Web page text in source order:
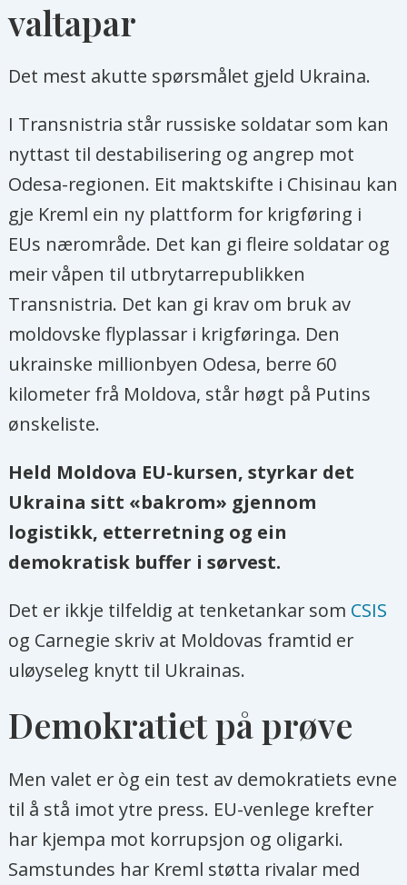
valtapar
Det mest akutte spørsmålet gjeld Ukraina.
I Transnistria står russiske soldatar som kan
nyttast til destabilisering og angrep mot
Odesa-regionen. Eit maktskifte i Chisinau kan
gje Kreml ein ny plattform for krigføring i
EUs nærområde. Det kan gi fleire soldatar og
meir våpen til utbrytarrepublikken
Transnistria. Det kan gi krav om bruk av
moldovske flyplassar i krigføringa. Den
ukrainske millionbyen Odesa, berre 60
kilometer frå Moldova, står høgt på Putins
ønskeliste.
Held Moldova EU-kursen, styrkar det
Ukraina sitt «bakrom» gjennom
logistikk, etterretning og ein
demokratisk buffer i sørvest.
Det er ikkje tilfeldig at tenketankar som CSIS
og Carnegie skriv at Moldovas framtid er
uløyseleg knytt til Ukrainas.
Demokratiet på prøve
Men valet er òg ein test av demokratiets evne
til å stå imot ytre press. EU-venlege krefter
har kjempa mot korrupsjon og oligarki.
Samstundes har Kreml støtta rivalar med